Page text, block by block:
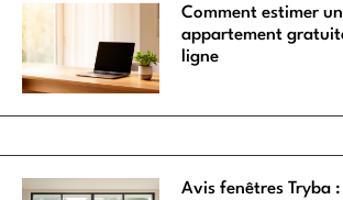
Comment estimer un
appartement
ligne
Avis fenêtres Tryba